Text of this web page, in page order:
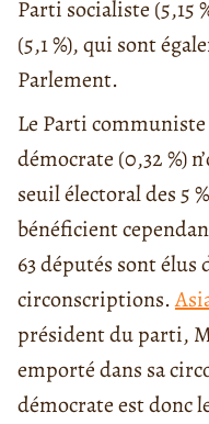
Parti socialiste (5,15
(5,1 %), qui sont
Parlement.
Le Parti communiste
démocrate (0,32 %)
seuil électoral des 5
bénéficient
63 députés sont
circonscriptions.
président du parti,
emporté dans sa
démocrate est donc